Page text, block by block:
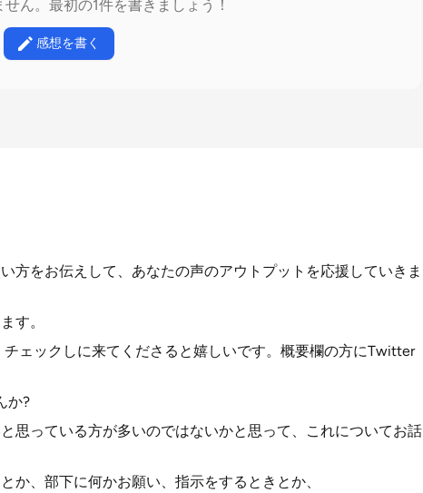
ん。最初の1件を書きましょう！
感想を書く
方をお伝えして、あなたの声のアウトプットを応援していきま
す。
ェックしに来てくださると嬉しいです。概要欄の方にTwitter
か?
思っている方が多いのではないかと思って、これについてお話
か、部下に何かお願い、指示をするときとか、